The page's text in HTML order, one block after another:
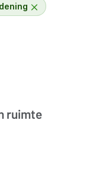
ruimte